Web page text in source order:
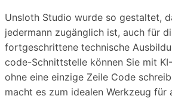
Unsloth Studio wurde so gestaltet,
jedermann zugänglich ist, auch für
fortgeschrittene technische
code-Schnittstelle können Sie mit
ohne eine einzige Zeile Code
macht es zum idealen Werkzeug für